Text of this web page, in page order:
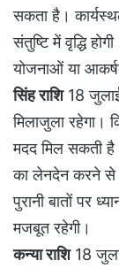
सकता है।
संतुष्टि में वृद्धि
योजनाओं या
सिंह राशि18
मिलाजुला रहेगा।
मदद मिल सकती
का लेनदेन करने से
पुरानी बातों पर
मजबूत रहेगी।
कन्या राशि18